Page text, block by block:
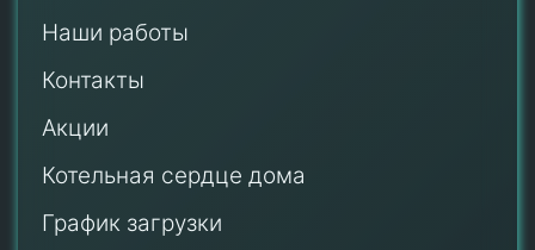
Наши работы
Контакты
Акции
Котельная сердце дома
График загрузки